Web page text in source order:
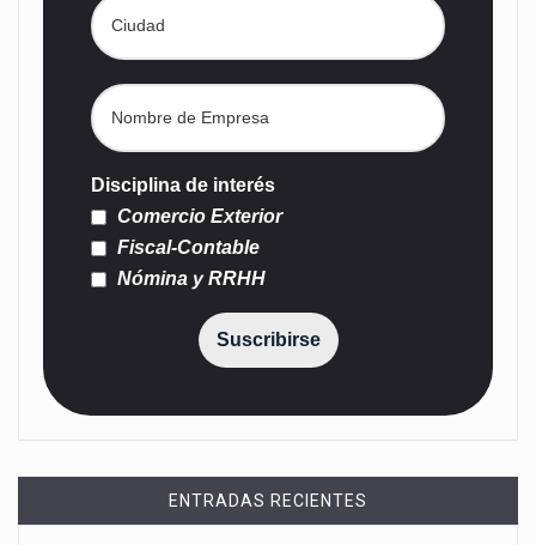
Disciplina de interés
Comercio Exterior
Fiscal-Contable
Nómina y RRHH
Suscribirse
ENTRADAS RECIENTES